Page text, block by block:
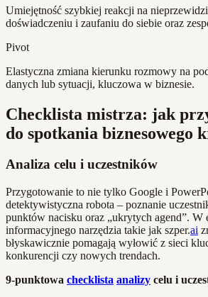
Umiejętność szybkiej reakcji na
doświadczeniu i zaufaniu do siebie oraz
Pivot
Elastyczna zmiana kierunku rozmowy na
danych lub sytuacji, kluczowa w biznesie.
Checklista mistrza: jak
do spotkania biznesowego
Analiza celu i uczestników
Przygotowanie to nie tylko Google i
detektywistyczna robota – poznanie
punktów nacisku oraz „ukrytych agend”. W
informacyjnego narzędzia takie jak szper.ai
błyskawicznie pomagają wyłowić z sieci
konkurencji czy nowych trendach.
9-punktowa checklista analizy celu i